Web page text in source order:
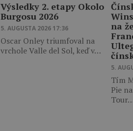
Výsledky 2. etapy Okolo
Burgosu 2026
5. AUGUSTA 2026 17:36
Oscar Onley triumfoval na
vrchole Valle del Sol, keď v…
na
5.
Tím
Pie